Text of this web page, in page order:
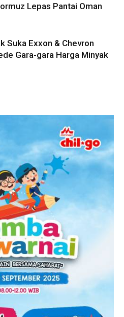
Lepas Pantai Oman
Suka Exxon & Chevron
Gara-gara Harga Minyak